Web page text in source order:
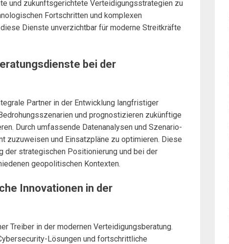
und zukunftsgerichtete Verteidigungsstrategien zu
Fortschritten und komplexen
Dienste unverzichtbar für moderne Streitkräfte
bei der
Partner in der Entwicklung langfristiger
und prognostizieren zukünftige
Durch umfassende Datenanalysen und Szenario-
zuzuweisen und Einsatzpläne zu optimieren. Diese
der strategischen Positionierung und bei der
geopolitischen Kontexten.
Innovationen in der
Treiber in der modernen Verteidigungsberatung.
Lösungen und fortschrittliche